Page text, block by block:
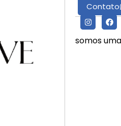
Contato
somos